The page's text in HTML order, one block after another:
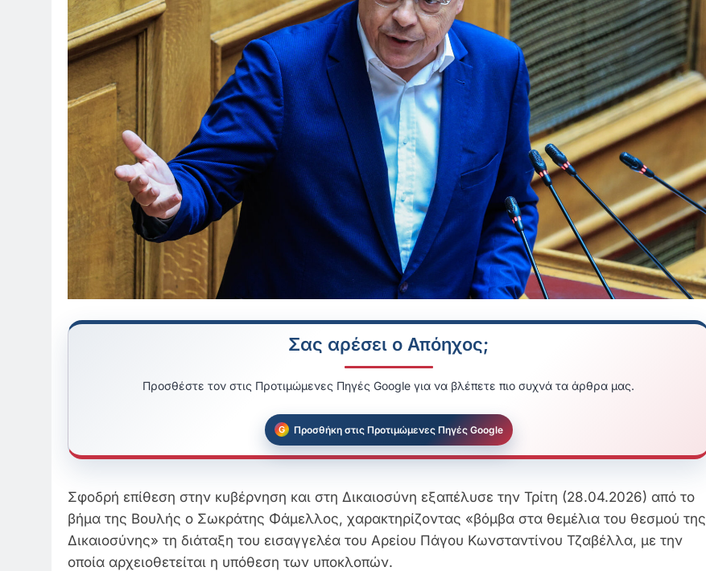
Σας αρέσει ο Απόηχος;
Προσθέστε τον στις Προτιμώμενες Πηγές Google για να βλέπετε πιο συχνά τα άρθρα μας.
Προσθήκη στις Προτιμώμενες Πηγές Google
Σφοδρή επίθεση στην κυβέρνηση και στη Δικαιοσύνη εξαπέλυσε την Τρίτη (28.04.2026) από το
βήμα της Βουλής ο Σωκράτης Φάμελλος, χαρακτηρίζοντας «βόμβα στα θεμέλια του θεσμού της
Δικαιοσύνης» τη διάταξη του εισαγγελέα του Αρείου Πάγου Κωνσταντίνου Τζαβέλλα, με την
οποία αρχειοθετείται η υπόθεση των υποκλοπών.